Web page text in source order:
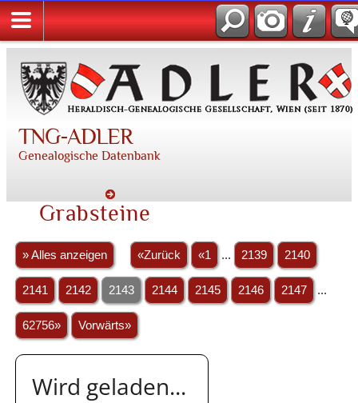
TNG-ADLER
Genealogische Datenbank
Grabsteine
» Alles anzeigen «Zurück «1 ... 2139 2140
2141 2142 2143 2144 2145 2146 2147 ...
62756» Vorwärts»
Wird geladen...